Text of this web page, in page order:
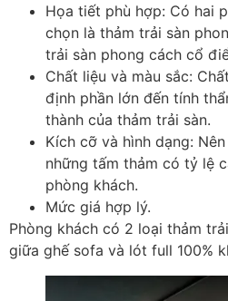
Họa tiết phù hợp: Có hai
chọn là thảm trải sàn
trải sàn phong cách cổ
Chất liệu và màu sắc:
định phần lớn đến tính
thành của thảm trải sàn.
Kích cỡ và hình dạng:
những tấm thảm có tỷ lệ
phòng khách.
Mức giá hợp lý.
Phòng khách có 2 loại thảm
giữa ghế sofa và lót full 100%